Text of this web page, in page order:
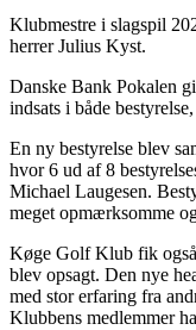
Klubmestre i slagspil
herrer Julius Kyst.
Danske Bank Pokalen
indsats i både
En ny bestyrelse blev
hvor 6 ud af 8
Michael Laugesen.
meget opmærksomme
Køge Golf Klub fik
blev opsagt. Den nye
med stor erfaring fra
Klubbens medlemmer